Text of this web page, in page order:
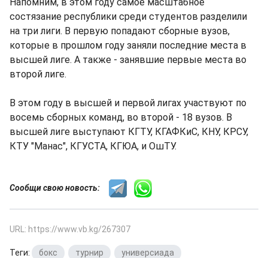
состязание республики среди студентов разделили
на три лиги. В первую попадают сборные вузов,
которые в прошлом году заняли последние места в
высшей лиге. А также - занявшие первые места во
второй лиге.
В этом году в высшей и первой лигах участвуют по
восемь сборных команд, во второй - 18 вузов. В
высшей лиге выступают КГТУ, КГАФКиС, КНУ, КРСУ,
КТУ "Манас", КГУСТА, КГЮА, и ОшТУ.
Сообщи свою новость:
URL: https://www.vb.kg/267307
Теги: бокс турнир универсиада